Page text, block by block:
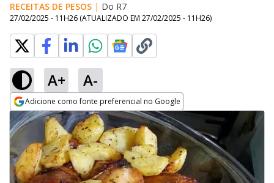
RECEITAS DE PESOS | Do R7
27/02/2025 - 11H26 (ATUALIZADO EM 27/02/2025 - 11H26)
A+ A-
Adicione como fonte preferencial no Google
Opens in new window